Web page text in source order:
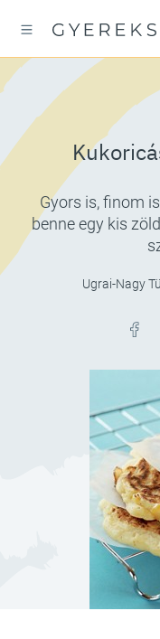
Gyors is, finom
benne egy kis
Ugrai-Nagy